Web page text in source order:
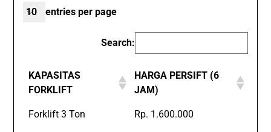
entries per page
Search:
KAPASITAS
FORKLIFT
HARGA PERSIFT (6
JAM)
Forklift 3 Ton Rp. 1.600.000